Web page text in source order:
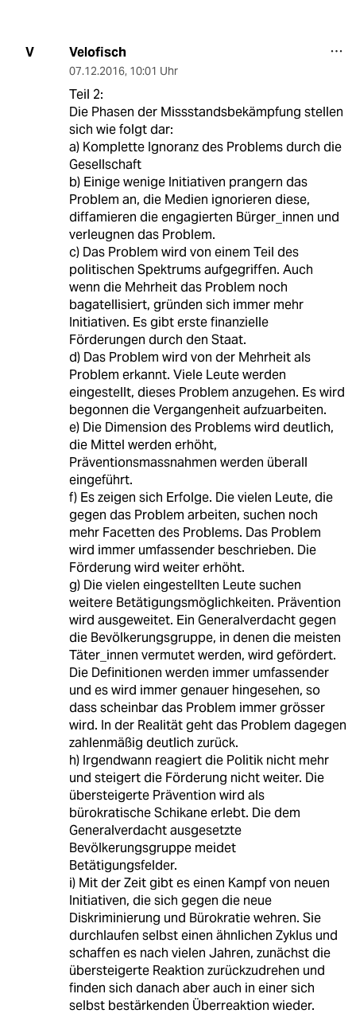
V Velofisch
07.12.2016, 10:01 Uhr
Teil 2:
Die Phasen der Missstandsbekämpfung stellen
sich wie folgt dar:
a) Komplette Ignoranz des Problems durch die
Gesellschaft
b) Einige wenige Initiativen prangern das
Problem an, die Medien ignorieren diese,
diffamieren die engagierten Bürger_innen und
verleugnen das Problem.
c) Das Problem wird von einem Teil des
politischen Spektrums aufgegriffen. Auch
wenn die Mehrheit das Problem noch
bagatellisiert, gründen sich immer mehr
Initiativen. Es gibt erste finanzielle
Förderungen durch den Staat.
d) Das Problem wird von der Mehrheit als
Problem erkannt. Viele Leute werden
eingestellt, dieses Problem anzugehen. Es wird
begonnen die Vergangenheit aufzuarbeiten.
e) Die Dimension des Problems wird deutlich,
die Mittel werden erhöht,
Präventionsmassnahmen werden überall
eingeführt.
f) Es zeigen sich Erfolge. Die vielen Leute, die
gegen das Problem arbeiten, suchen noch
mehr Facetten des Problems. Das Problem
wird immer umfassender beschrieben. Die
Förderung wird weiter erhöht.
g) Die vielen eingestellten Leute suchen
weitere Betätigungsmöglichkeiten. Prävention
wird ausgeweitet. Ein Generalverdacht gegen
die Bevölkerungsgruppe, in denen die meisten
Täter_innen vermutet werden, wird gefördert.
Die Definitionen werden immer umfassender
und es wird immer genauer hingesehen, so
dass scheinbar das Problem immer grösser
wird. In der Realität geht das Problem dagegen
zahlenmäßig deutlich zurück.
h) Irgendwann reagiert die Politik nicht mehr
und steigert die Förderung nicht weiter. Die
übersteigerte Prävention wird als
bürokratische Schikane erlebt. Die dem
Generalverdacht ausgesetzte
Bevölkerungsgruppe meidet
Betätigungsfelder.
i) Mit der Zeit gibt es einen Kampf von neuen
Initiativen, die sich gegen die neue
Diskriminierung und Bürokratie wehren. Sie
durchlaufen selbst einen ähnlichen Zyklus und
schaffen es nach vielen Jahren, zunächst die
übersteigerte Reaktion zurückzudrehen und
finden sich danach aber auch in einer sich
selbst bestärkenden Überreaktion wieder.